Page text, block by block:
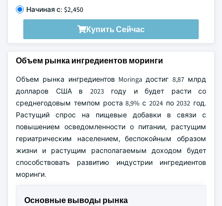
Начиная с: $2,450
Купить Сейчас
Объем рынка ингредиентов моринги
Объем рынка ингредиентов Moringa достиг 8,87 млрд
долларов США в 2023 году и будет расти со
среднегодовым темпом роста 8,9% с 2024 по 2032 год.
Растущий спрос на пищевые добавки в связи с
повышением осведомленности о питании, растущим
гериатрическим населением, беспокойным образом
жизни и растущим располагаемым доходом будет
способствовать развитию индустрии ингредиентов
моринги.
Основные выводы рынка